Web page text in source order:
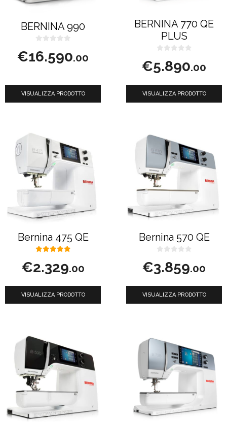
BERNINA 990
s
u
€16.590.00
VISUALIZZA PRODOTTO
BERNINA 770 QE
PLUS
s
u
€5.890.00
VISUALIZZA PRODOTTO
Bernina 475 QE
su 5
€2.329.00
VISUALIZZA PRODOTTO
Bernina 570 QE
s
u
€3.859.00
VISUALIZZA PRODOTTO